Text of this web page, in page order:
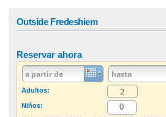
Oferta de última hora + Oferta
Outside Fredeshiem
Reservar ahora
Adultos:
Niños: